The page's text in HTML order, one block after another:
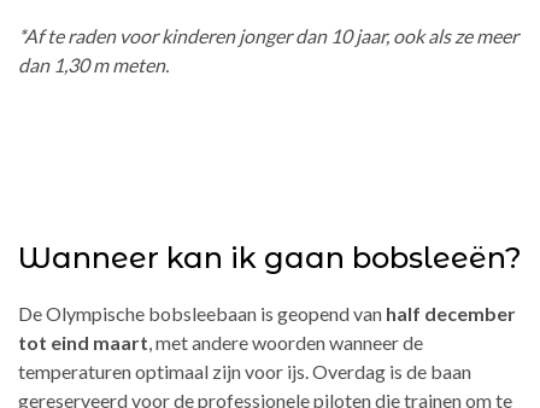
*Af te raden voor kinderen jonger dan 10 jaar, ook als ze meer
dan 1,30 m meten.
Wanneer kan ik gaan bobsleeën?
De Olympische bobsleebaan is geopend van half december
tot eind maart , met andere woorden wanneer de
temperaturen optimaal zijn voor ijs. Overdag is de baan
gereserveerd voor de professionele piloten die trainen om te